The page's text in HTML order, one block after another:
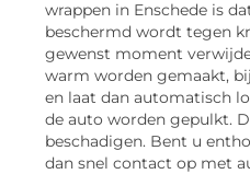
wrappen in Enschede is
beschermd wordt tegen
gewenst moment
warm worden gemaakt,
en laat dan automatisch
de auto worden gepulkt.
beschadigen. Bent u
dan snel contact op met